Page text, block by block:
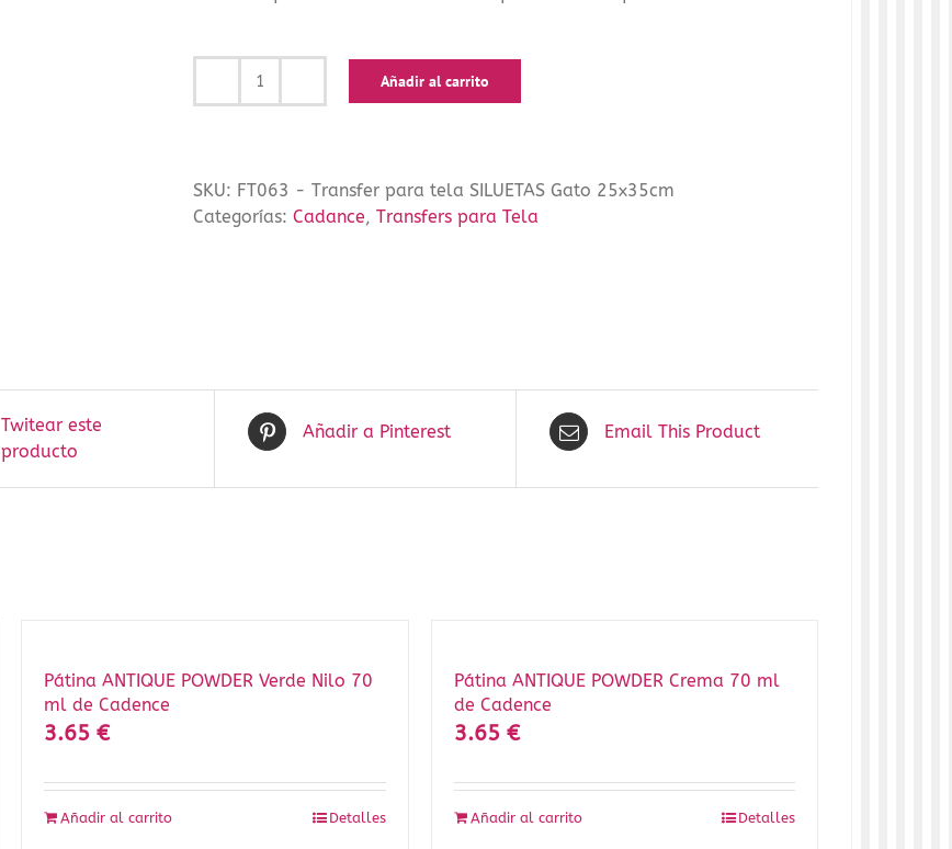
Transfer
Gato
25x35cm
Añadir al carrito
SKU: FT063 - Transfer para tela SILUETAS Gato 25x35cm
Categorías: Cadance, Transfers para Tela
Twitear este
producto
Añadir a Pinterest Email This Product
Pátina ANTIQUE POWDER Verde Nilo 70
ml de Cadence
3.65€
Añadir al carrito Detalles
Pátina ANTIQUE POWDER Crema 70 ml
de Cadence
3.65 €
Añadir al carrito Detalles